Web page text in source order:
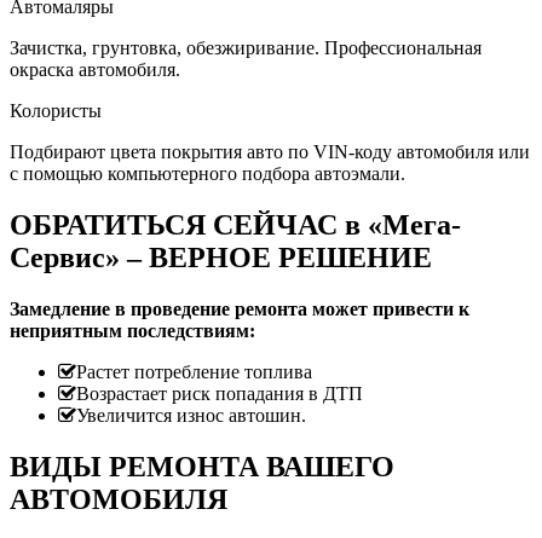
Автомаляры
Зачистка, грунтовка, обезжиривание. Профессиональная
окраска автомобиля.
Колористы
Подбирают цвета покрытия авто по VIN-коду автомобиля или
с помощью компьютерного подбора автоэмали.
ОБРАТИТЬСЯ СЕЙЧАС в «Мега-
Сервис» – ВЕРНОЕ РЕШЕНИЕ
Замедление в проведение ремонта может привести к
неприятным последствиям:
Растет потребление топлива
Возрастает риск попадания в ДТП
Увеличится износ автошин.
ВИДЫ РЕМОНТА ВАШЕГО
АВТОМОБИЛЯ